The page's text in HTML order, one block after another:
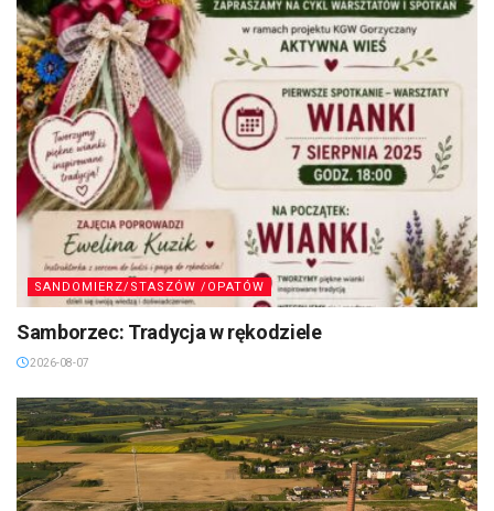
SANDOMIERZ/STASZÓW /OPATÓW
Samborzec: Tradycja w rękodziele
2026-08-07